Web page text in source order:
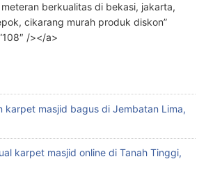
berkualitas di bekasi, jakarta,
cikarang murah produk diskon”
/></a>
masjid bagus di Jembatan Lima,
karpet masjid online di Tanah Tinggi,